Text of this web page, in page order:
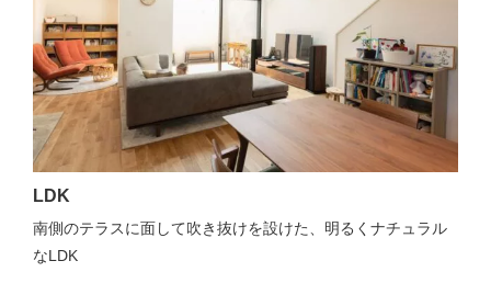
LDK
南側のテラスに面して吹き抜けを設けた、明るくナチュラル
なLDK